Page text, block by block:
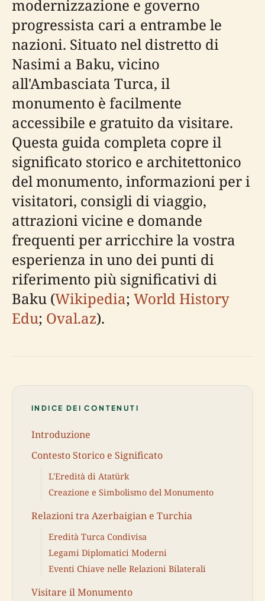
modernizzazione e governo
progressista cari a entrambe le
nazioni. Situato nel distretto di
Nasimi a Baku, vicino
all'Ambasciata Turca, il
monumento è facilmente
accessibile e gratuito da visitare.
Questa guida completa copre il
significato storico e architettonico
del monumento, informazioni per i
visitatori, consigli di viaggio,
attrazioni vicine e domande
frequenti per arricchire la vostra
esperienza in uno dei punti di
riferimento più significativi di
Baku (Wikipedia; World History
Edu; Oval.az).
INDICE DEI CONTENUTI
Introduzione
Contesto Storico e Significato
L'Eredità di Atatürk
Creazione e Simbolismo del Monumento
Relazioni tra Azerbaigian e Turchia
Eredità Turca Condivisa
Legami Diplomatici Moderni
Eventi Chiave nelle Relazioni Bilaterali
Visitare il Monumento